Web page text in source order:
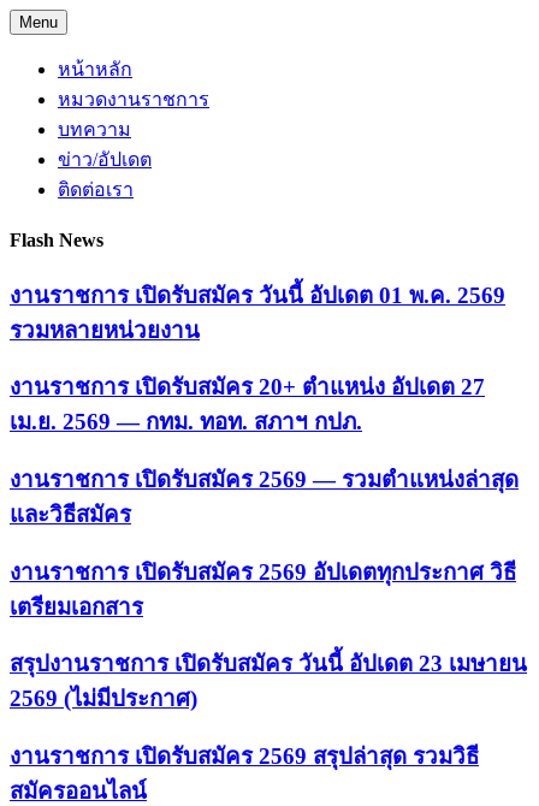
Skip
to
content
Menu
หน้าหลัก
หมวดงานราชการ
บทความ
ข่าว/อัปเดต
ติดต่อเรา
Flash News
งานราชการ เปิดรับสมัคร วันนี้ อัปเดต 01 พ.ค. 2569
รวมหลายหน่วยงาน
งานราชการ เปิดรับสมัคร 20+ ตำแหน่ง อัปเดต 27
เม.ย. 2569 — กทม. ทอท. สภาฯ กปภ.
งานราชการ เปิดรับสมัคร 2569 — รวมตำแหน่งล่าสุด
และวิธีสมัคร
งานราชการ เปิดรับสมัคร 2569 อัปเดตทุกประกาศ วิธี
เตรียมเอกสาร
สรุปงานราชการ เปิดรับสมัคร วันนี้ อัปเดต 23 เมษายน
2569 (ไม่มีประกาศ)
งานราชการ เปิดรับสมัคร 2569 สรุปล่าสุด รวมวิธี
สมัครออนไลน์